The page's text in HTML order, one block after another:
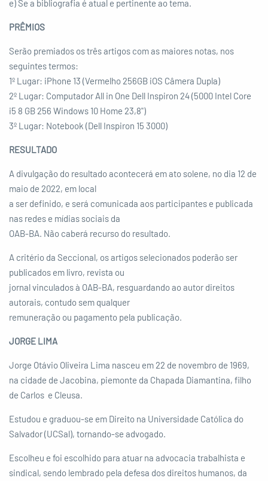
e) Se a bibliografia é atual e pertinente ao tema.
PRÊMIOS
Serão premiados os três artigos com as maiores notas, nos
seguintes termos:
1º Lugar: iPhone 13 (Vermelho 256GB iOS Câmera Dupla)
2º Lugar: Computador All in One Dell Inspiron 24 (5000 Intel Core
i5 8 GB 256 Windows 10 Home 23,8")
3º Lugar: Notebook (Dell Inspiron 15 3000)
RESULTADO
A divulgação do resultado acontecerá em ato solene, no dia 12 de
maio de 2022, em local
a ser definido, e será comunicada aos participantes e publicada
nas redes e mídias sociais da
OAB-BA. Não caberá recurso do resultado.
A critério da Seccional, os artigos selecionados poderão ser
publicados em livro, revista ou
jornal vinculados à OAB-BA, resguardando ao autor direitos
autorais, contudo sem qualquer
remuneração ou pagamento pela publicação.
JORGE LIMA
Jorge Otávio Oliveira Lima nasceu em 22 de novembro de 1969,
na cidade de Jacobina, piemonte da Chapada Diamantina, filho
de Carlos e Cleusa.
Estudou e graduou-se em Direito na Universidade Católica do
Salvador (UCSal), tornando-se advogado.
Escolheu e foi escolhido para atuar na advocacia trabalhista e
sindical, sendo lembrado pela defesa dos direitos humanos, da